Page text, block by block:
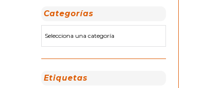
Categorías
Etiquetas